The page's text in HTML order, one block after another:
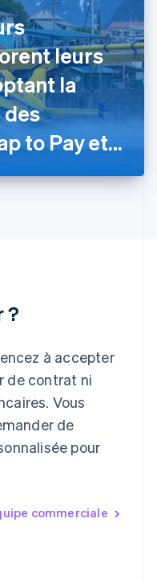
leurs
la
to Pay et
?
à accepter
de contrat ni
Vous
de
pour
commerciale